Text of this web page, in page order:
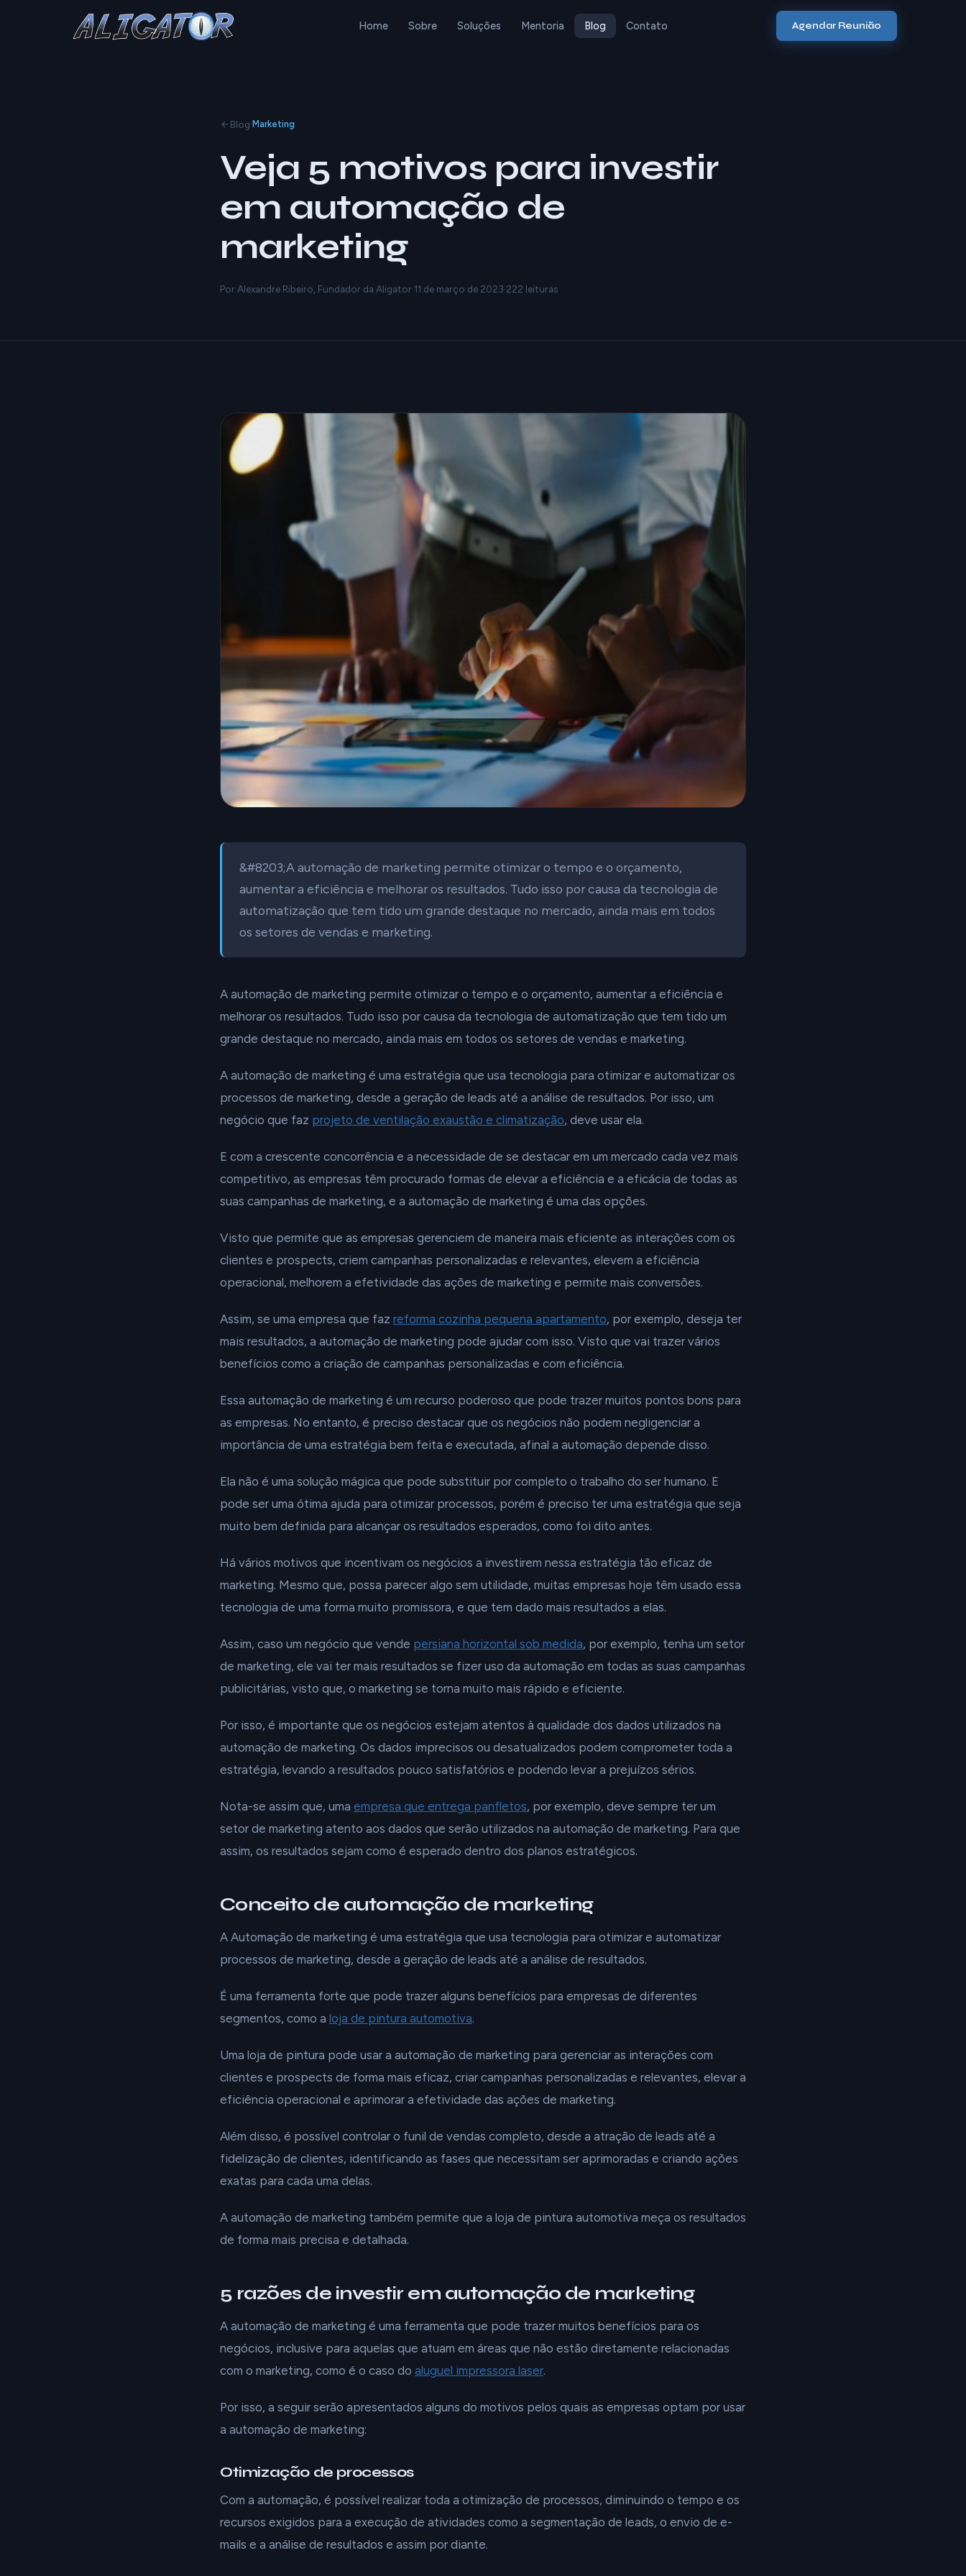
Home Sobre Soluções Mentoria Blog Contato Agendar Reunião
Blog· Marketing
Veja 5 motivos para investir
em automação de
marketing
Por Alexandre Ribeiro, Fundador da Aligator·11 de março de 2023·222 leituras
&#8203;A automação de marketing permite otimizar o tempo e o orçamento,
aumentar a eficiência e melhorar os resultados. Tudo isso por causa da tecnologia de
automatização que tem tido um grande destaque no mercado, ainda mais em todos
os setores de vendas e marketing.
A automação de marketing permite otimizar o tempo e o orçamento, aumentar a eficiência e
melhorar os resultados. Tudo isso por causa da tecnologia de automatização que tem tido um
grande destaque no mercado, ainda mais em todos os setores de vendas e marketing.
A automação de marketing é uma estratégia que usa tecnologia para otimizar e automatizar os
processos de marketing, desde a geração de leads até a análise de resultados. Por isso, um
negócio que faz projeto de ventilação exaustão e climatização, deve usar ela.
E com a crescente concorrência e a necessidade de se destacar em um mercado cada vez mais
competitivo, as empresas têm procurado formas de elevar a eficiência e a eficácia de todas as
suas campanhas de marketing, e a automação de marketing é uma das opções.
Visto que permite que as empresas gerenciem de maneira mais eficiente as interações com os
clientes e prospects, criem campanhas personalizadas e relevantes, elevem a eficiência
operacional, melhorem a efetividade das ações de marketing e permite mais conversões.
Assim, se uma empresa que faz reforma cozinha pequena apartamento, por exemplo, deseja ter
mais resultados, a automação de marketing pode ajudar com isso. Visto que vai trazer vários
benefícios como a criação de campanhas personalizadas e com eficiência.
Essa automação de marketing é um recurso poderoso que pode trazer muitos pontos bons para
as empresas. No entanto, é preciso destacar que os negócios não podem negligenciar a
importância de uma estratégia bem feita e executada, afinal a automação depende disso.
Ela não é uma solução mágica que pode substituir por completo o trabalho do ser humano. E
pode ser uma ótima ajuda para otimizar processos, porém é preciso ter uma estratégia que seja
muito bem definida para alcançar os resultados esperados, como foi dito antes.
Há vários motivos que incentivam os negócios a investirem nessa estratégia tão eficaz de
marketing. Mesmo que, possa parecer algo sem utilidade, muitas empresas hoje têm usado essa
tecnologia de uma forma muito promissora, e que tem dado mais resultados a elas.
Assim, caso um negócio que vende persiana horizontal sob medida, por exemplo, tenha um setor
de marketing, ele vai ter mais resultados se fizer uso da automação em todas as suas campanhas
publicitárias, visto que, o marketing se torna muito mais rápido e eficiente.
Por isso, é importante que os negócios estejam atentos à qualidade dos dados utilizados na
automação de marketing. Os dados imprecisos ou desatualizados podem comprometer toda a
estratégia, levando a resultados pouco satisfatórios e podendo levar a prejuízos sérios.
Nota-se assim que, uma empresa que entrega panfletos, por exemplo, deve sempre ter um
setor de marketing atento aos dados que serão utilizados na automação de marketing. Para que
assim, os resultados sejam como é esperado dentro dos planos estratégicos.
Conceito de automação de marketing
A Automação de marketing é uma estratégia que usa tecnologia para otimizar e automatizar
processos de marketing, desde a geração de leads até a análise de resultados.
É uma ferramenta forte que pode trazer alguns benefícios para empresas de diferentes
segmentos, como a loja de pintura automotiva.
Uma loja de pintura pode usar a automação de marketing para gerenciar as interações com
clientes e prospects de forma mais eficaz, criar campanhas personalizadas e relevantes, elevar a
eficiência operacional e aprimorar a efetividade das ações de marketing.
Além disso, é possível controlar o funil de vendas completo, desde a atração de leads até a
fidelização de clientes, identificando as fases que necessitam ser aprimoradas e criando ações
exatas para cada uma delas.
A automação de marketing também permite que a loja de pintura automotiva meça os resultados
de forma mais precisa e detalhada.
5 razões de investir em automação de marketing
A automação de marketing é uma ferramenta que pode trazer muitos benefícios para os
negócios, inclusive para aquelas que atuam em áreas que não estão diretamente relacionadas
com o marketing, como é o caso do aluguel impressora laser.
Por isso, a seguir serão apresentados alguns do motivos pelos quais as empresas optam por usar
a automação de marketing:
Otimização de processos
Com a automação, é possível realizar toda a otimização de processos, diminuindo o tempo e os
recursos exigidos para a execução de atividades como a segmentação de leads, o envio de e-
mails e a análise de resultados e assim por diante.